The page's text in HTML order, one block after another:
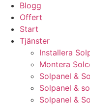
Blogg
Offert
Start
Tjänster
Installera
Montera
Solpanel &
Solpanel &
Solpanel &